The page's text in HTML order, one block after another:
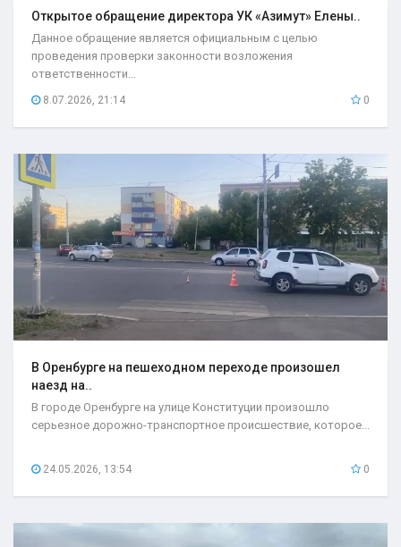
Открытое обращение директора УК «Азимут» Елены..
Данное обращение является официальным с целью
проведения проверки законности возложения
ответственности...
8.07.2026, 21:14 0
В Оренбурге на пешеходном переходе произошел
наезд на..
В городе Оренбурге на улице Конституции произошло
серьезное дорожно-транспортное происшествие, которое...
24.05.2026, 13:54 0